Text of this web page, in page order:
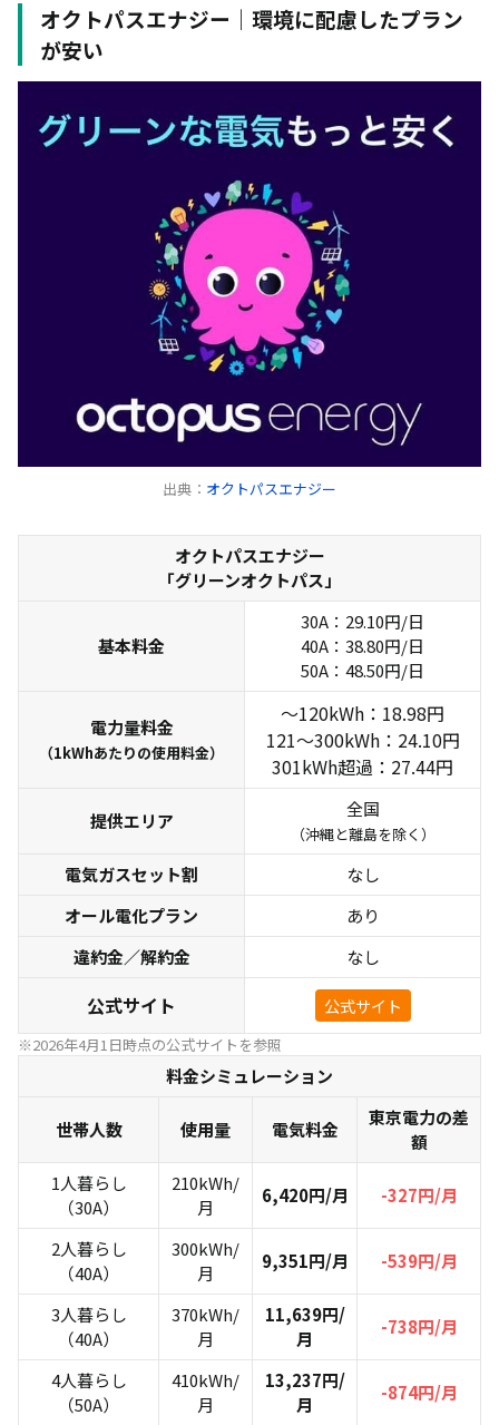
大手電力会社から新電力会社へ乗り換えはかんた
大手電力会社から新電力会社へ乗り換えて大丈夫？
まとめ
エリアプライ
ス価格
世帯人数
電気使用量
30A/210kWh
2人暮らし
40A/300kWh
40A/370kWh
4人暮らし
50A/410kWh
家庭の省エネハンドブック2025 | 東京都環境局
オクトパスエナジー｜環境に配慮したプラン
が安い
出典： オクトパスエナジー
オクトパスエナジー
「グリーンオクトパス」
基本料金
30A：29.10円/日
40A：38.80円/日
50A：48.50円/日
電力量料金
（1kWhあたりの使用料金）
～120kWh：18.98円
121～300kWh：24.10円
301kWh超過：27.44円
提供エリア
全国
（沖縄と離島を除く）
電気ガスセット割
なし
オール電化プラン
あり
違約金／解約金
なし
公式サイト 公式サイト
※2026年4月1日時点の公式サイトを参照
料金シミュレーション
世帯人数 使用量 電気料金
東京電力の差
額
1人暮らし
（30A）
210kWh/
月
6,420円/月 -327円/月
2人暮らし
（40A）
300kWh/
月
9,351円/月 -539円/月
3人暮らし
（40A）
370kWh/
月
11,639円/
月
-738円/月
4人暮らし
（50A）
410kWh/
月
13,237円/
月
-874円/月